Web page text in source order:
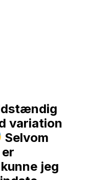
variation
Selvom
jeg